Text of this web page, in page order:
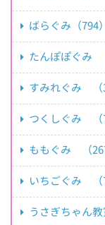
ばらぐみ（794）
たんぽぽぐみ
すみれぐみ （
つくしぐみ （
ももぐみ （267
いちごぐみ （
うさぎちゃん教